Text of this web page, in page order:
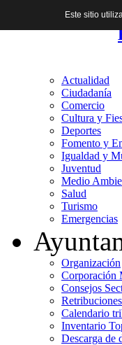
Actualidad
Ciudadanía
Comercio
Cultura y
Deportes
Fomento y
Igualdad y
Juventud
Medio
Salud
Turismo
Emergencias
Organización
Corporación
Consejos
Calendario
Inventario
Descarga de
Este sitio